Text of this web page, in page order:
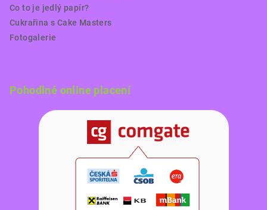
Co to je jedlý papír?
Cukrařina s Cake Masters
Fotogalerie
Pohodlné online placení